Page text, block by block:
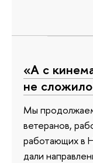
«А с
не
Мы
ветеранов,
работающих в
дали